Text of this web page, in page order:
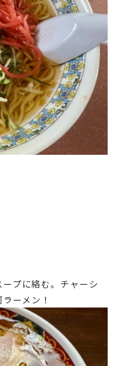
プに絡む。チャーシ
ーメン！